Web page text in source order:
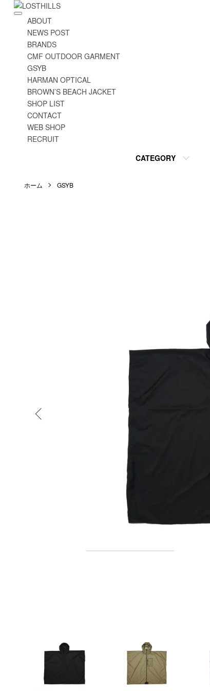
ABOUT
NEWS POST
BRANDS
CMF OUTDOOR GARMENT
GSYB
HARMAN OPTICAL
BROWN’S BEACH JACKET
SHOP LIST
CONTACT
WEB SHOP
RECRUIT
CATEGORY
ホーム GSYB